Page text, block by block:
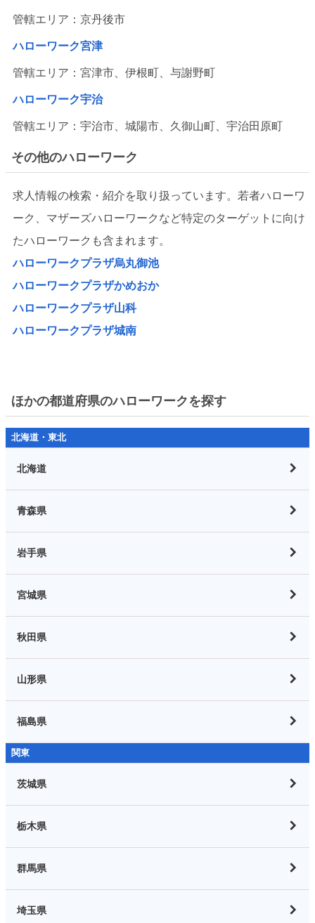
管轄エリア：京丹後市
ハローワーク宮津
管轄エリア：宮津市、伊根町、与謝野町
ハローワーク宇治
管轄エリア：宇治市、城陽市、久御山町、宇治田原町
その他のハローワーク
求人情報の検索・紹介を取り扱っています。若者ハローワ
ーク、マザーズハローワークなど特定のターゲットに向け
たハローワークも含まれます。
ハローワークプラザ烏丸御池
ハローワークプラザかめおか
ハローワークプラザ山科
ハローワークプラザ城南
ほかの都道府県のハローワークを探す
北海道・東北
北海道
青森県
岩手県
宮城県
秋田県
山形県
福島県
関東
茨城県
栃木県
群馬県
埼玉県